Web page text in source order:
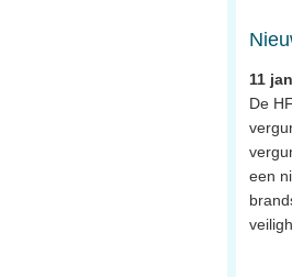
11
De
een